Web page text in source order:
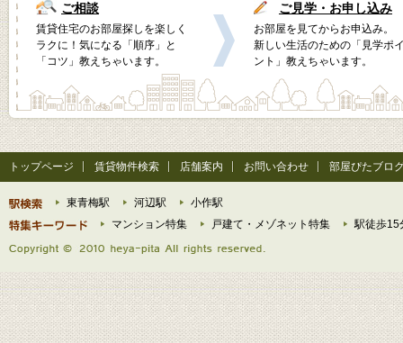
ご相談
賃貸住宅のお部屋探しを楽しく
ラクに！気になる「順序」と
「コツ」教えちゃいます。
ご見学・お申し込み
お部屋を見てからお申込み。
新しい生活のための「見学ポ
ント」教えちゃいます。
トップページ 賃貸物件検索 店舗案内 お問い合わせ 部屋ぴたブロ
東青梅駅 河辺駅
小作駅
マンション特集
戸建て・メゾネット特集 駅徒歩15